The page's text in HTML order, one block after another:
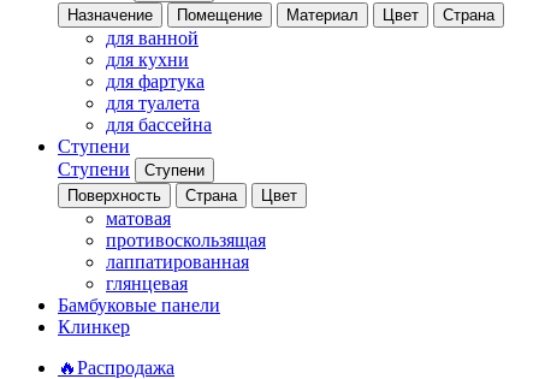
Назначение
Помещение Материал Цвет Страна
для ванной
для кухни
для фартука
для туалета
для бассейна
Ступени
Ступени
Ступени
Поверхность
Страна Цвет
матовая
противоскользящая
лаппатированная
глянцевая
Бамбуковые панели
Клинкер
🔥Распродажа